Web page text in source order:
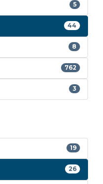
5
44
8
762
3
19
26